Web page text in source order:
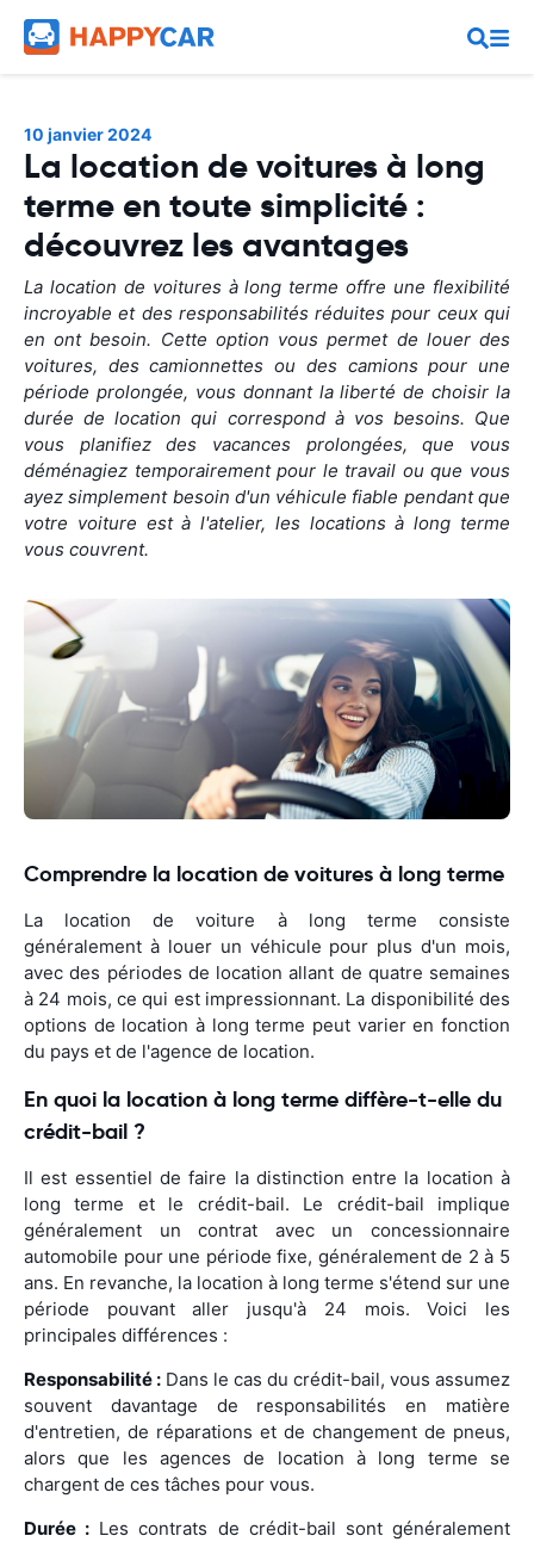
10 janvier 2024
La location de voitures à long
terme en toute simplicité :
découvrez les avantages
La location de voitures à long terme offre une flexibilité
incroyable et des responsabilités réduites pour ceux qui
en ont besoin. Cette option vous permet de louer des
voitures, des camionnettes ou des camions pour une
période prolongée, vous donnant la liberté de choisir la
durée de location qui correspond à vos besoins. Que
vous planifiez des vacances prolongées, que vous
déménagiez temporairement pour le travail ou que vous
ayez simplement besoin d'un véhicule fiable pendant que
votre voiture est à l'atelier, les locations à long terme
vous couvrent.
Comprendre la location de voitures à long terme
La location de voiture à long terme consiste
généralement à louer un véhicule pour plus d'un mois,
avec des périodes de location allant de quatre semaines
à 24 mois, ce qui est impressionnant. La disponibilité des
options de location à long terme peut varier en fonction
du pays et de l'agence de location.
En quoi la location à long terme diffère-t-elle du
crédit-bail ?
Il est essentiel de faire la distinction entre la location à
long terme et le crédit-bail. Le crédit-bail implique
généralement un contrat avec un concessionnaire
automobile pour une période fixe, généralement de 2 à 5
ans. En revanche, la location à long terme s'étend sur une
période pouvant aller jusqu'à 24 mois. Voici les
principales différences :
Responsabilité : Dans le cas du crédit-bail, vous assumez
souvent davantage de responsabilités en matière
d'entretien, de réparations et de changement de pneus,
alors que les agences de location à long terme se
chargent de ces tâches pour vous.
Durée : Les contrats de crédit-bail sont généralement